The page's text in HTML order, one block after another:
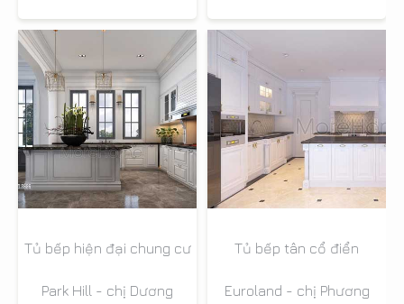
Tủ bếp hiện đại chung cư
Park Hill - chị Dương
Tủ bếp tân cổ điển
Euroland - chị Phương